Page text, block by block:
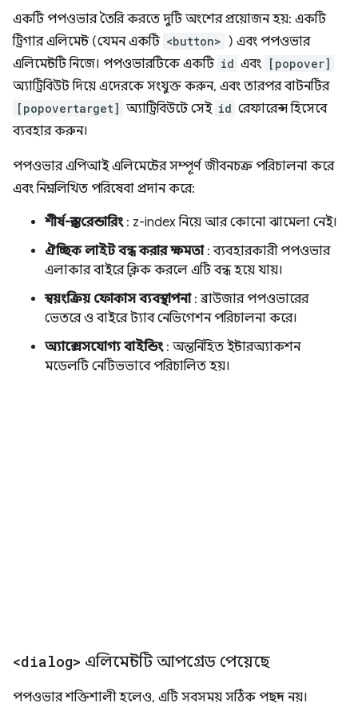
একটি পপওভার তৈরি করতে দুটি অংশের প্রয়োজন হয়: একটি
ট্রিগার এলিমেন্ট (যেমন একটি <button> ) এবং পপওভার
এলিমেন্টটি নিজে। পপওভারটিকে একটি id এবং [popover]
অ্যাট্রিবিউট দিয়ে এদেরকে সংযুক্ত করুন, এবং তারপর বাটনটির
[popovertarget] অ্যাট্রিবিউটে সেই id রেফারেন্স হিসেবে
ব্যবহার করুন।
পপওভার এপিআই এলিমেন্টের সম্পূর্ণ জীবনচক্র পরিচালনা করে
এবং নিম্নলিখিত পরিষেবা প্রদান করে:
শীর্ষ-স্তর রেন্ডারিং: z-index নিয়ে আর কোনো ঝামেলা নেই।
ঐচ্ছিক লাইট বন্ধ করার ক্ষমতা: ব্যবহারকারী পপওভার
এলাকার বাইরে ক্লিক করলে এটি বন্ধ হয়ে যায়।
স্বয়ংক্রিয় ফোকাস ব্যবস্থাপনা: ব্রাউজার পপওভারের
ভেতরে ও বাইরে ট্যাব নেভিগেশন পরিচালনা করে।
অ্যাক্সেসযোগ্য বাইন্ডিং: অন্তর্নিহিত ইন্টারঅ্যাকশন
মডেলটি নেটিভভাবে পরিচালিত হয়।
<dialog> এলিমেন্টটি আপগ্রেড পেয়েছে
পপওভার শক্তিশালী হলেও, এটি সবসময় সঠিক পছন্দ নয়।